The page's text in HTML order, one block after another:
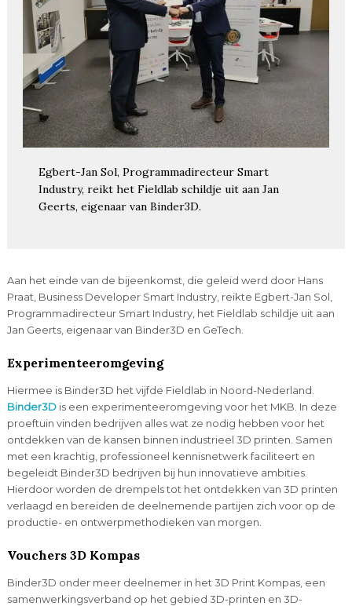
Egbert-Jan Sol, Programmadirecteur Smart
Industry, reikt het Fieldlab schildje uit aan Jan
Geerts, eigenaar van Binder3D.
Aan het einde van de bijeenkomst, die geleid werd door Hans
Praat, Business Developer Smart Industry, reikte Egbert-Jan Sol,
Programmadirecteur Smart Industry, het Fieldlab schildje uit aan
Jan Geerts, eigenaar van Binder3D en GeTech.
Experimenteeromgeving
Hiermee is Binder3D het vijfde Fieldlab in Noord-Nederland.
Binder3Dis een experimenteeromgeving voor het MKB. In deze
proeftuin vinden bedrijven alles wat ze nodig hebben voor het
ontdekken van de kansen binnen industrieel 3D printen. Samen
met een krachtig, professioneel kennisnetwerk faciliteert en
begeleidt Binder3D bedrijven bij hun innovatieve ambities.
Hierdoor worden de drempels tot het ontdekken van 3D printen
verlaagd en bereiden de deelnemende partijen zich voor op de
productie- en ontwerpmethodieken van morgen.
Vouchers 3D Kompas
Binder3D onder meer deelnemer in het 3D Print Kompas, een
samenwerkingsverband op het gebied 3D-printen en 3D-